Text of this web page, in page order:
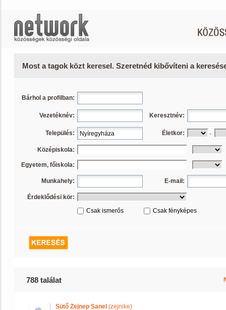
Most a tagok közt keresel. Szeretnéd kibővíteni a
Bárhol a profilban:
Vezetéknév: Keresztnév:
Település: Életkor: -
Középiskola:
Egyetem, főiskola:
Munkahely: E-mail:
Érdeklődési kör:
Csak ismerős
Csak fényképes
788 találat
Sütő Zejnep Sanel (zejnike)